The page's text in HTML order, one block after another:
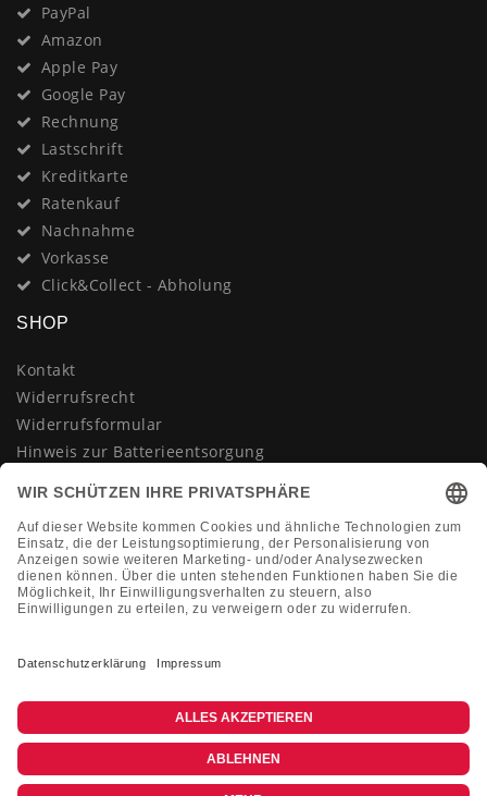
PayPal
Amazon
Apple Pay
Google Pay
Rechnung
Lastschrift
Kreditkarte
Ratenkauf
Nachnahme
Vorkasse
Click&Collect - Abholung
SHOP
Kontakt
Widerrufsrecht
Widerrufsformular
Hinweis zur Batterieentsorgung
Datenschutzerklärung
Impressum
Vertrag widerrufen
KONTAKT
Montag-Freitag 10:00-18:00 Uhr
+49 (0)2133 210433
shop@dienadel.de
Kieler Str. 18 - 41540 Dormagen